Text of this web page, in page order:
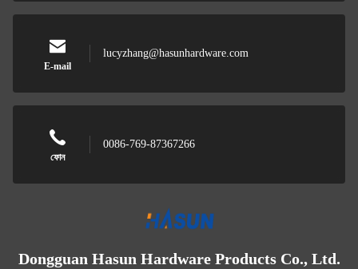
E-mail
lucyzhang@hasunhardware.com
ফোন
0086-769-87367266
Dongguan Hasun Hardware Products Co., Ltd.